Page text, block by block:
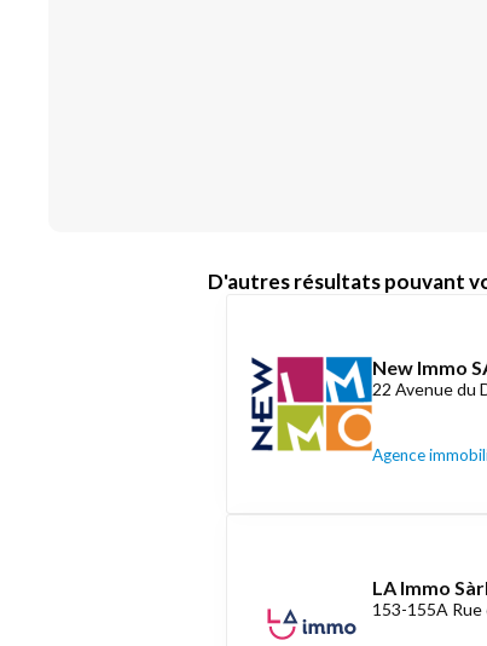
D'autres résultats pouvant
New Immo
22 Avenue du
Agence
LA Immo Sàrl
153-155A Rue